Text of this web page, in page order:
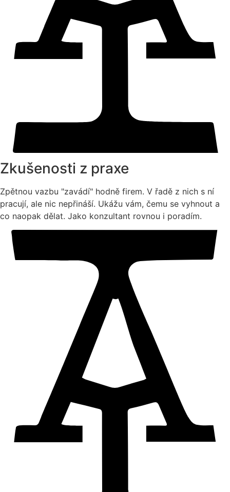
Zkušenosti z praxe
Zpětnou vazbu "zavádí" hodně firem. V řadě z nich s ní
pracují, ale nic nepřináší. Ukážu vám, čemu se vyhnout a
co naopak dělat. Jako konzultant rovnou i poradím.